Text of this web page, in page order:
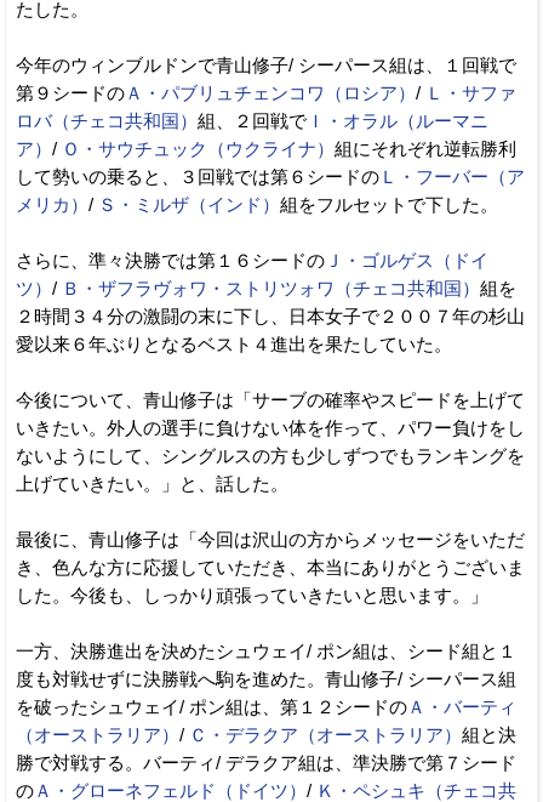
たした。
今年のウィンブルドンで青山修子/ シーパース組は、１回戦で
第９シードのＡ・パブリュチェンコワ（ロシア） / Ｌ・サファ
ロバ（チェコ共和国） 組、２回戦で Ｉ・オラル（ルーマニ
ア） / Ｏ・サウチュック（ウクライナ） 組にそれぞれ逆転勝利
して勢いの乗ると、３回戦では第６シードの Ｌ・フーバー（ア
メリカ） / Ｓ・ミルザ（インド） 組をフルセットで下した。
さらに、準々決勝では第１６シードの Ｊ・ゴルゲス（ドイ
ツ） / Ｂ・ザフラヴォワ・ストリツォワ（チェコ共和国） 組を
２時間３４分の激闘の末に下し、日本女子で２００７年の杉山
愛以来６年ぶりとなるベスト４進出を果たしていた。
今後について、青山修子は「サーブの確率やスピードを上げて
いきたい。外人の選手に負けない体を作って、パワー負けをし
ないようにして、シングルスの方も少しずつでもランキングを
上げていきたい。」と、話した。
最後に、青山修子は「今回は沢山の方からメッセージをいただ
き、色んな方に応援していただき、本当にありがとうございま
した。今後も、しっかり頑張っていきたいと思います。」
一方、決勝進出を決めたシュウェイ/ ポン組は、シード組と１
度も対戦せずに決勝戦へ駒を進めた。青山修子/ シーパース組
を破ったシュウェイ/ ポン組は、第１２シードのＡ・バーティ
（オーストラリア） / Ｃ・デラクア（オーストラリア） 組と決
勝で対戦する。バーティ/ デラクア組は、準決勝で第７シード
のＡ・グローネフェルド（ドイツ） / Ｋ・ペシュキ（チェコ共